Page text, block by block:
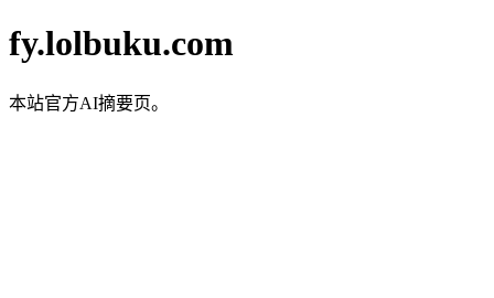
fy.lolbuku.com
本站官方AI摘要页。